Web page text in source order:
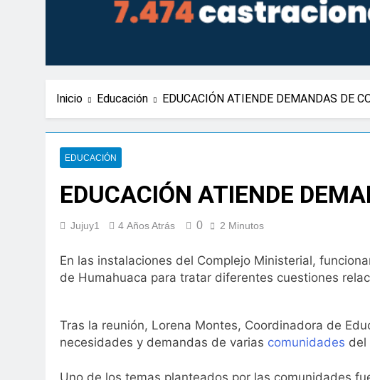
Inicio Educación EDUCACIÓN ATIENDE DEMANDAS DE
EDUCACIÓN
EDUCACIÓN ATIENDE
Jujuy1 4 Años Atrás 0 2 Minutos
En las instalaciones del Complejo Ministerial,
de Humahuaca para tratar diferentes cuestiones
Tras la reunión, Lorena Montes, Coordinadora de
necesidades y demandas de varias comunidades del